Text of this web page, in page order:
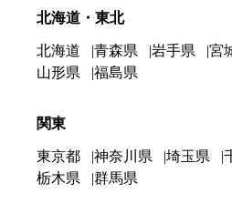
北海道・東北
北海道 青森県 岩手県 宮
山形県
福島県
関東
東京都 神奈川県 埼玉県
栃木県
群馬県